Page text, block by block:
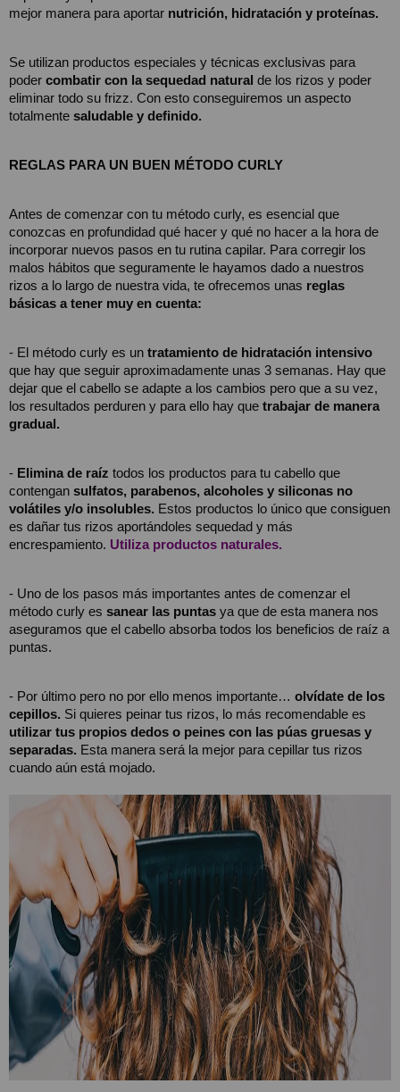
mejor manera para aportar nutrición, hidratación y proteínas.
Se utilizan productos especiales y técnicas exclusivas para
poder combatir con la sequedad natural de los rizos y poder
eliminar todo su frizz. Con esto conseguiremos un aspecto
totalmente saludable y definido.
REGLAS PARA UN BUEN MÉTODO CURLY
Antes de comenzar con tu método curly, es esencial que
conozcas en profundidad qué hacer y qué no hacer a la hora de
incorporar nuevos pasos en tu rutina capilar. Para corregir los
malos hábitos que seguramente le hayamos dado a nuestros
rizos a lo largo de nuestra vida, te ofrecemos unas reglas
básicas a tener muy en cuenta:
- El método curly es un
que hay que seguir aproximadamente unas 3 semanas. Hay que
dejar que el cabello se adapte a los cambios pero que a su vez,
los resultados perduren y para ello hay que trabajar de manera
gradual.
- Elimina de raíz todos los productos para tu cabello que
contengan sulfatos, parabenos, alcoholes y siliconas no
volátiles y/o insolubles. Estos productos lo único que consiguen
es dañar tus rizos aportándoles sequedad y más
encrespamiento. Utiliza productos naturales.
- Uno de los pasos más importantes antes de comenzar el
método curly es sanear las puntas ya que de esta manera nos
aseguramos que el cabello absorba todos los beneficios de raíz a
puntas.
- Por último pero no por ello menos importante… olvídate de los
cepillos.
utilizar tus propios dedos o peines con las púas gruesas y
separadas. Esta manera será la mejor para cepillar tus rizos
cuando aún está mojado.